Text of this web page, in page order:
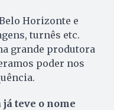
Horizonte e
turnês etc.
grande produtora
poder nos
teve o nome